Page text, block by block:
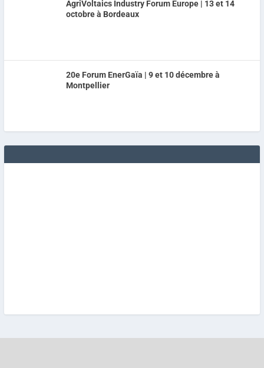
AgriVoltaics Industry Forum Europe | 13 et 14
octobre à Bordeaux
20e Forum EnerGaïa | 9 et 10 décembre à
Montpellier